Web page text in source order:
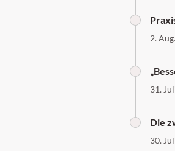
2.
31.
Die
30.